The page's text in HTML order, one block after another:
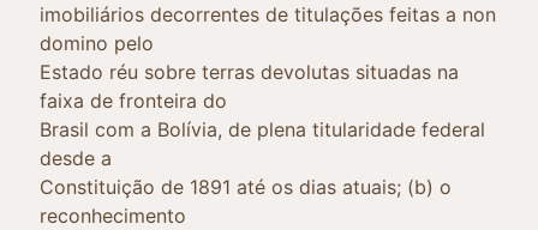
imobiliários decorrentes de titulações feitas a non
domino pelo
Estado réu sobre terras devolutas situadas na
faixa de fronteira do
Brasil com a Bolívia, de plena titularidade federal
desde a
Constituição de 1891 até os dias atuais; (b) o
reconhecimento